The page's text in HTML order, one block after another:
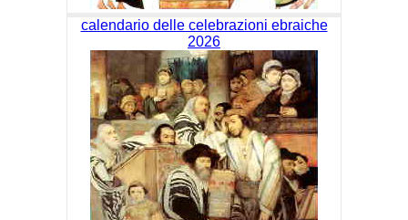
calendario delle celebrazioni ebraiche
2026